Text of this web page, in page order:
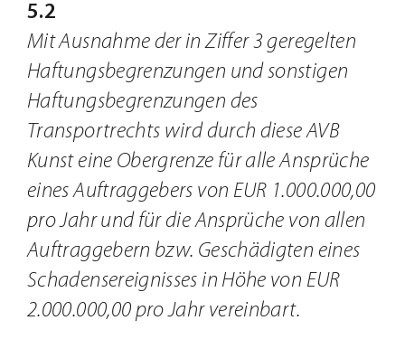
5.2
Mit Ausnahme der in Ziffer 3 geregelten
Haftungsbegrenzungen und sonstigen
Haftungsbegrenzungen des
Transportrechts wird durch diese AVB
Kunst eine Obergrenze für alle Ansprüche
eines Auftraggebers von EUR 1.000.000,00
pro Jahr und für die Ansprüche von allen
Auftraggebern bzw. Geschädigten eines
Schadensereignisses in Höhe von EUR
2.000.000,00 pro Jahr vereinbart.